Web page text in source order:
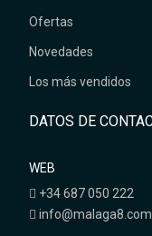
Ofertas
Novedades
Los más vendidos
DATOS DE
WEB
+34 687 050 222
info@malaga8.com